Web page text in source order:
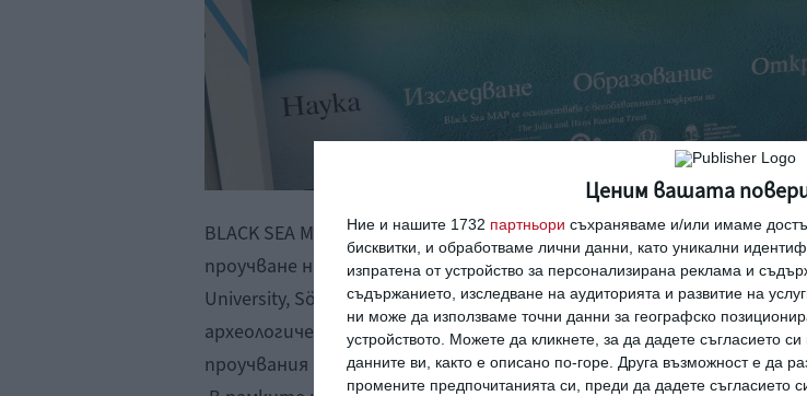
Ценим вашата
Ние и нашите 1732 партньори съхраняваме и/или имаме
бисквитки, и обработваме лични данни, като уникални
изпратена от устройство за персонализирана реклама и
съдържанието, изследване на аудиторията и развитие на
ни може да използваме точни данни за географско
устройството. Можете да кликнете, за да дадете съгласието
данните ви, както е описано по-горе. Друга възможност е да
промените предпочитанията си, преди да дадете съгласието
BLACK SEA Maritime Archaeology Project (Black Sea MAP) e най-
проучване на Черно море, правено някога. То е проведено от
University, Södertörn University, Connecticut University, Националният
археологически институт с музей при БАН и Център за подводни
проучвания в Созопол и обединява над 70 учени от цял свят.